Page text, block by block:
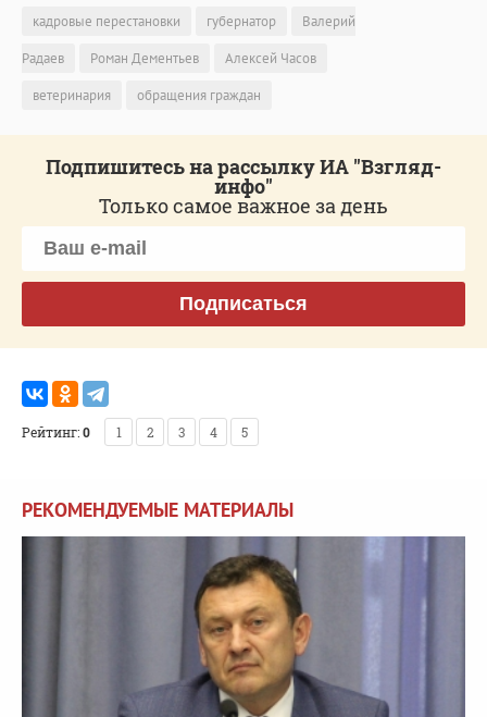
кадровые перестановки губернатор
Валерий
Радаев
Роман Дементьев
Алексей Часов
ветеринария
обращения граждан
Подпишитесь на рассылку ИА "Взгляд-
инфо"
Только самое важное за день
Подписаться
Рейтинг:0 1 2 3 4 5
РЕКОМЕНДУЕМЫЕ МАТЕРИАЛЫ